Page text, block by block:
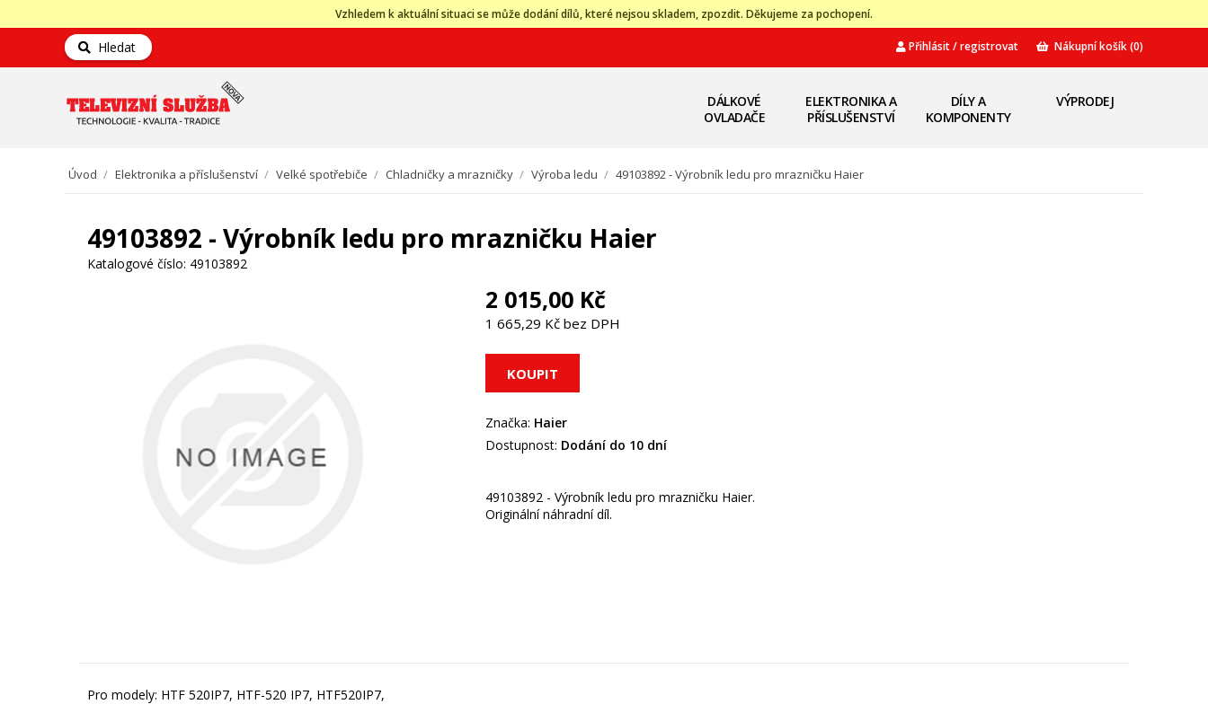
Vzhledem k aktuální situaci se může dodání dílů, které nejsou skladem, zpozdit. Děkujeme za pochopení.
Hledat Přihlásit / registrovat Nákupní košík(0)
DÁLKOVÉ
OVLADAČE
ELEKTRONIKA A
PŘÍSLUŠENSTVÍ
DÍLY A
KOMPONENTY
VÝPRODEJ
Úvod / Elektronika a příslušenství / Velké spotřebiče / Chladničky a mrazničky / Výroba ledu / 49103892 - Výrobník ledu pro mrazničku Haier
49103892 - Výrobník ledu pro mrazničku Haier
Katalogové číslo: 49103892
2 015,00 Kč
1 665,29 Kč bez DPH
Značka: Haier
Dostupnost: Dodání do 10 dní
49103892 - Výrobník ledu pro mrazničku Haier.
Originální náhradní díl.
Pro modely: HTF 520IP7, HTF-520 IP7, HTF520IP7,